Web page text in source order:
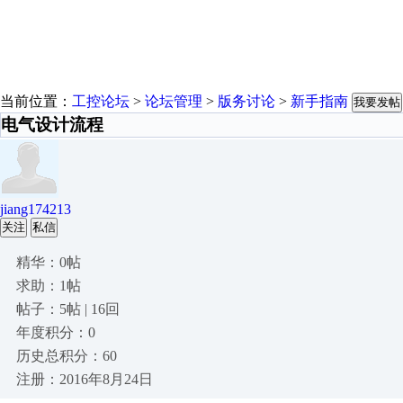
当前位置： 工控论坛 > 论坛管理 > 版务讨论 > 新手指南 我要发帖
电气设计流程
jiang174213
关注 私信
精华：0帖
求助：1帖
帖子：5帖 | 16回
年度积分：0
历史总积分：60
注册：2016年8月24日